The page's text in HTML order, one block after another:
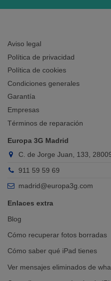
Aviso legal
Política de privacidad
Política de cookies
Condiciones generales
Garantía
Empresas
Términos de reparación
Europa 3G Madrid
C. de Jorge Juan, 133,
911 59 59 69
madrid@europa3g.com
Enlaces extra
Blog
Cómo recuperar fotos borradas
Cómo saber qué iPad tienes
Ver mensajes eliminados de